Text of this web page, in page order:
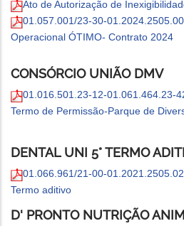
Ato de Autorização de
01.057.001/23-30-
Operacional ÓTIMO- Contrato 2024
CONSÓRCIO UNIÃO DMV
01.016.501.23-12-01.061.464.23-
Termo de Permissão-Parque de
DENTAL UNI 5° TERMO
01.066.961/21-00-
Termo aditivo
D' PRONTO NUTRIÇÃO